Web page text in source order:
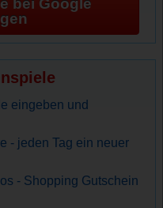
bei Google
eingeben und
- jeden Tag ein neuer
- Shopping Gutschein